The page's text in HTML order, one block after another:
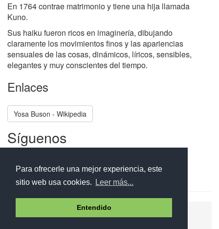
Para ofrecerle una mejor experiencia, este
sitio web usa cookies.
Leer más...
Entendido
En 1764 contrae matrimonio y tiene una hija llamada
Kuno.
Sus haiku fueron ricos en imaginería, dibujando
claramente los movimientos finos y las apariencias
sensuales de las cosas, dinámicos, líricos, sensibles,
elegantes y muy conscientes del tiempo.
Enlaces
Yosa Buson - Wikipedia
Síguenos
Aviso legal